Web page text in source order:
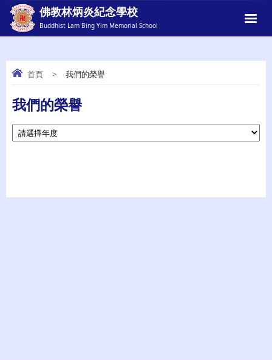
佛教林炳炎紀念學校
Buddhist Lam Bing Yim Memorial School
首頁 > 我們的榮譽
我們的榮譽